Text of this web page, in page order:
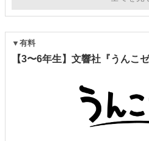
【3〜6年生】文響社『うんこゼ
▼有料